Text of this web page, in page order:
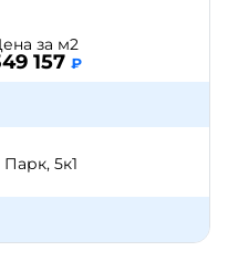
за м2
157 ₽
5к1